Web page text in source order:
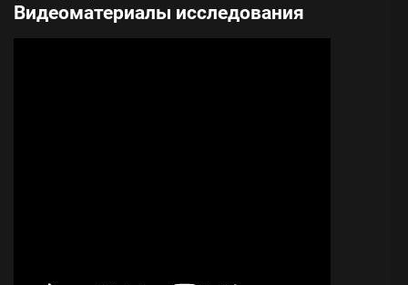
Видеоматериалы исследования